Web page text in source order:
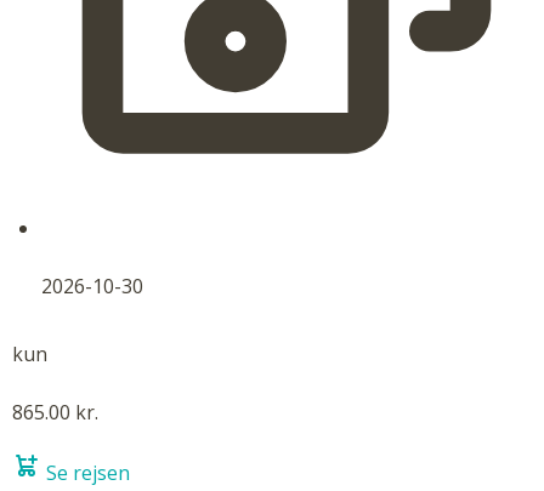
2026-10-30
kun
865.00 kr.
Se rejsen